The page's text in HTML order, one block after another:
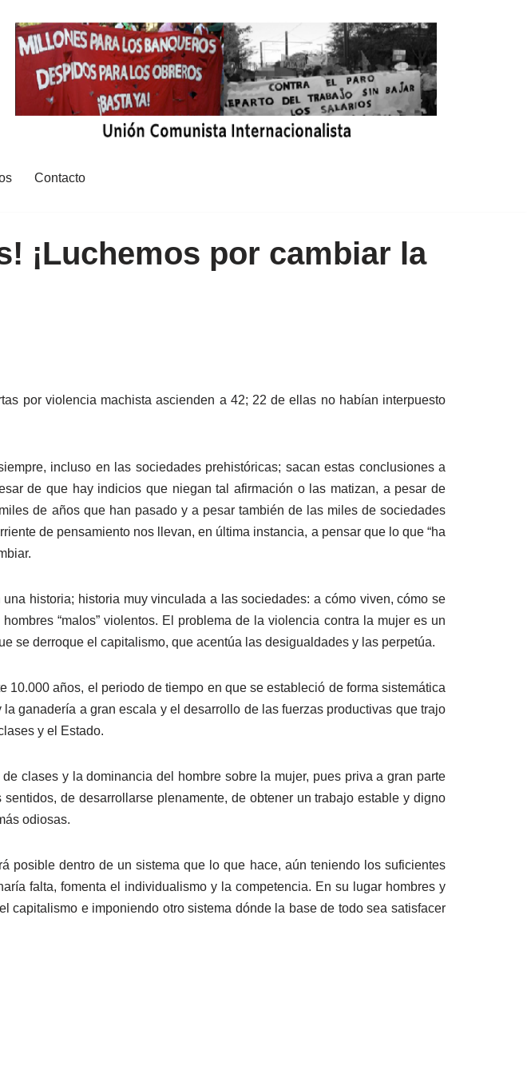
Contacto
¡Luchemos por cambiar la
por violencia machista ascienden a 42; 22 de ellas no habían interpuesto
incluso en las sociedades prehistóricas; sacan estas conclusiones a
de que hay indicios que niegan tal afirmación o las matizan, a pesar de
de años que han pasado y a pesar también de las miles de sociedades
de pensamiento nos llevan, en última instancia, a pensar que lo que “ha
historia; historia muy vinculada a las sociedades: a cómo viven, cómo se
“malos” violentos. El problema de la violencia contra la mujer es un
se derroque el capitalismo, que acentúa las desigualdades y las perpetúa.
años, el periodo de tiempo en que se estableció de forma sistemática
ganadería a gran escala y el desarrollo de las fuerzas productivas que trajo
y el Estado.
clases y la dominancia del hombre sobre la mujer, pues priva a gran parte
de desarrollarse plenamente, de obtener un trabajo estable y digno
odiosas.
posible dentro de un sistema que lo que hace, aún teniendo los suficientes
falta, fomenta el individualismo y la competencia. En su lugar hombres y
capitalismo e imponiendo otro sistema dónde la base de todo sea satisfacer